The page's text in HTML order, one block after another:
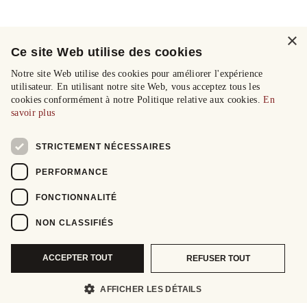
×
Ce site Web utilise des cookies
Notre site Web utilise des cookies pour améliorer l'expérience
utilisateur. En utilisant notre site Web, vous acceptez tous les
cookies conformément à notre Politique relative aux cookies.En
savoir plus
STRICTEMENT NÉCESSAIRES
PERFORMANCE
FONCTIONNALITÉ
NON CLASSIFIÉS
ACCEPTER TOUT REFUSER TOUT
AFFICHER LES DÉTAILS